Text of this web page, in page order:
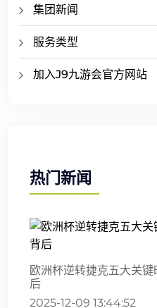
集团新闻
服务类型
加入J9九游会官方网站
热门新闻
欧洲杯逆转捷克五大关
后
2025-12-09 13:44:52